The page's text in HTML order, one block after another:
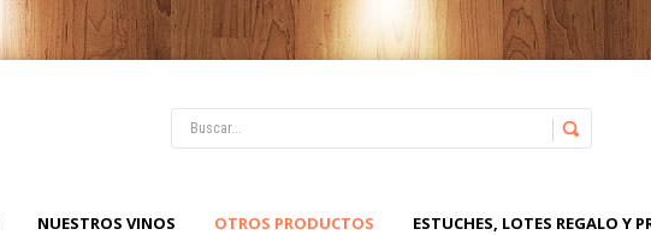
NUESTROS VINOS OTROS PRODUCTOS ESTUCHES, LOTES REGALO Y